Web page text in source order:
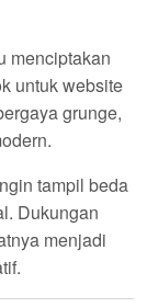
menciptakan
untuk website
grunge,
tampil beda
Dukungan
menjadi